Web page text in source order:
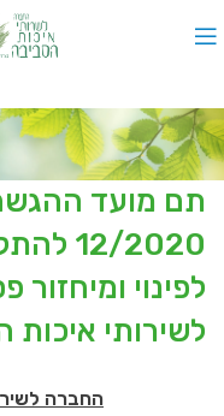
תם מועד
12/
לפינוי
לשירותי איכות
החברה